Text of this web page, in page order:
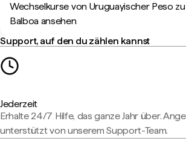
Wechselkurse von Uruguayischer Peso
Balboa ansehen
Support, auf den du zählen kannst
Jederzeit
Erhalte 24/7 Hilfe, das ganze Jahr über.
unterstützt von unserem Support-Team.